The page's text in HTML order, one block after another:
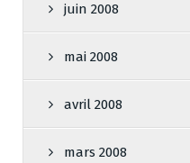
juin 2008
mai 2008
avril 2008
mars 2008